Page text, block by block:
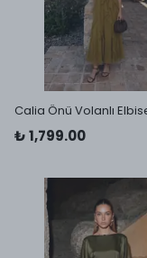
Calia Önü Volanlı
₺ 1,799.00